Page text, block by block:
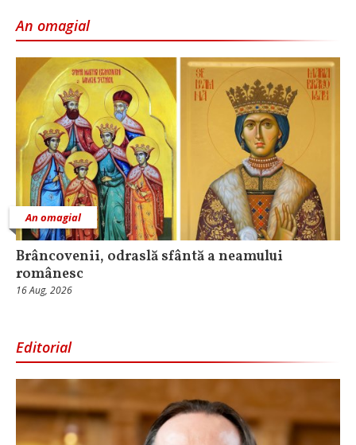
An omagial
An omagial
Brâncovenii, odraslă sfântă a neamului
românesc
16 Aug, 2026
Editorial